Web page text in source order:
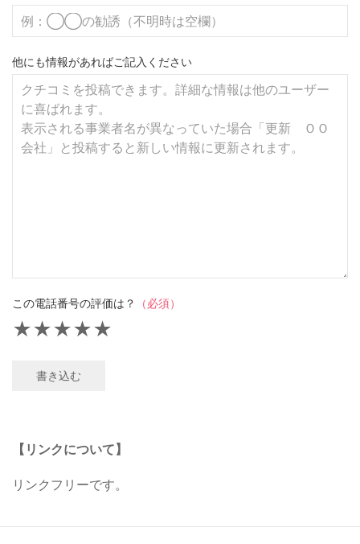
他にも情報があればご記入ください
この電話番号の評価は？ （必須）
★
★
★
★
★
書き込む
【リンクについて】
リンクフリーです。